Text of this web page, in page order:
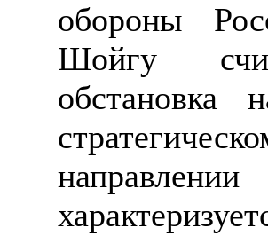
обороны
Шойгу
обстановка
направлении